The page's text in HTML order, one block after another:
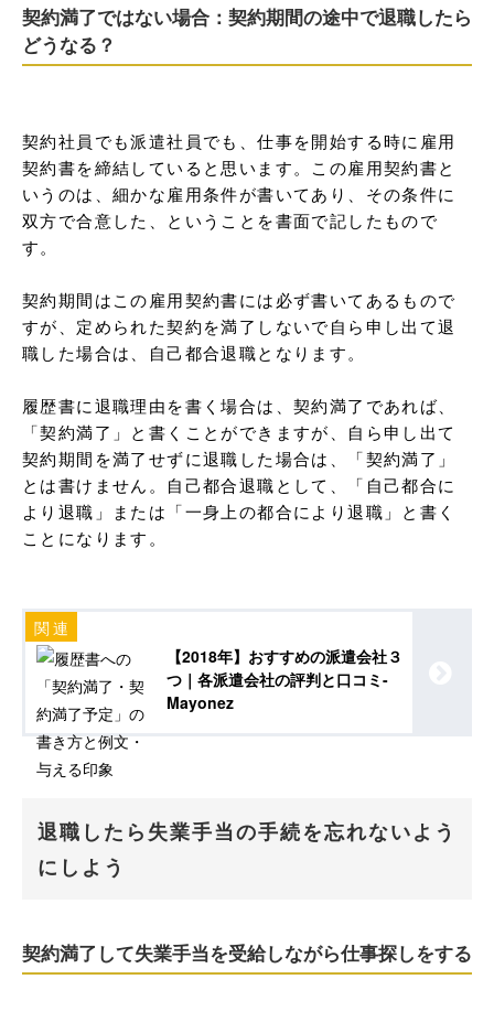
契約満了ではない場合：契約期間の途中で退職したら
どうなる？
契約社員でも派遣社員でも、仕事を開始する時に雇用
契約書を締結していると思います。この雇用契約書と
いうのは、細かな雇用条件が書いてあり、その条件に
双方で合意した、ということを書面で記したもので
す。
契約期間はこの雇用契約書には必ず書いてあるもので
すが、定められた契約を満了しないで自ら申し出て退
職した場合は、自己都合退職となります。
履歴書に退職理由を書く場合は、契約満了であれば、
「契約満了」と書くことができますが、自ら申し出て
契約期間を満了せずに退職した場合は、「契約満了」
とは書けません。自己都合退職として、「自己都合に
より退職」または「一身上の都合により退職」と書く
ことになります。
【2018年】おすすめの派遣会社３
つ｜各派遣会社の評判と口コミ-
Mayonez
退職したら失業手当の手続を忘れないよう
にしよう
契約満了して失業手当を受給しながら仕事探しをする